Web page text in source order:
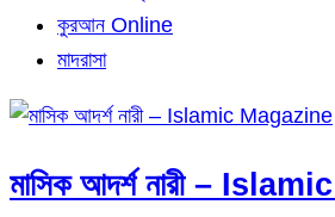
কুরআন Online
মাদরাসা
মাসিক আদর্শ নারী –